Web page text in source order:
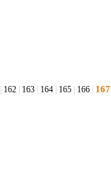
162 163 164 165 166 167